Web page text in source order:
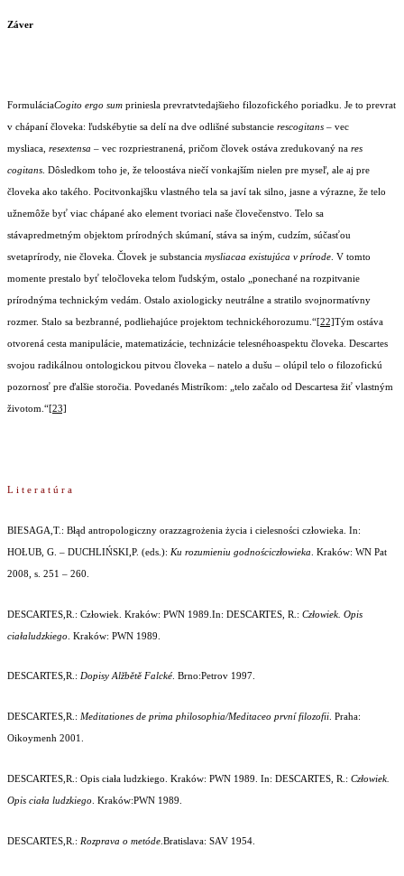
Záver
FormuláciaCogito ergo sum priniesla prevratvtedajšieho filozofického poriadku. Je to prevrat
v chápaní človeka: ľudskébytie sa delí na dve odlišné substancie rescogitans – vec
mysliaca, resextensa – vec rozpriestranená, pričom človek ostáva zredukovaný na res
cogitans. Dôsledkom toho je, že teloostáva niečí vonkajším nielen pre myseľ, ale aj pre
človeka ako takého. Pocitvonkajšku vlastného tela sa javí tak silno, jasne a výrazne, že telo
užnemôže byť viac chápané ako element tvoriaci naše človečenstvo. Telo sa
stávapredmetným objektom prírodných skúmaní, stáva sa iným, cudzím, súčasťou
svetaprírody, nie človeka. Človek je substancia mysliacaa existujúca v prírode. V tomto
momente prestalo byť teločloveka telom ľudským, ostalo „ponechané na rozpitvanie
prírodnýma technickým vedám. Ostalo axiologicky neutrálne a stratilo svojnormatívny
rozmer. Stalo sa bezbranné, podliehajúce projektom technickéhorozumu.“ [22] Tým ostáva
otvorená cesta manipulácie, matematizácie, technizácie telesnéhoaspektu človeka. Descartes
svojou radikálnou ontologickou pitvou človeka – natelo a dušu – olúpil telo o filozofickú
pozornosť pre ďalšie storočia. Povedanés Mistríkom: „telo začalo od Descartesa žiť vlastným
životom.“ [23]
L i t e r a t ú r a
BIESAGA,T.: Błąd antropologiczny orazzagrożenia życia i cielesności człowieka . In:
HOŁUB, G. – DUCHLIŃSKI,P. (eds.): Ku rozumieniu godnościczłowieka . Kraków: WN Pat
2008, s. 251 – 260.
DESCARTES,R.: Człowiek. Kraków: PWN 1989.In: DESCARTES, R.: Człowiek. Opis
ciałaludzkiego . Kraków: PWN 1989.
DESCARTES,R.: Dopisy Alžbětě Falcké. Brno:Petrov 1997.
DESCARTES,R.: Meditationes de prima philosophia/Meditaceo první filozofii . Praha:
Oikoymenh 2001.
DESCARTES,R.: Opis ciała ludzkiego. Kraków: PWN 1989. In: DESCARTES, R.: Człowiek.
Opis ciała ludzkiego . Kraków:PWN 1989.
DESCARTES,R.: Rozprava o metóde .Bratislava: SAV 1954.